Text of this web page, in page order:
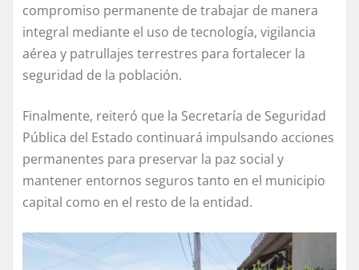
compromiso permanente de trabajar de manera
integral mediante el uso de tecnología, vigilancia
aérea y patrullajes terrestres para fortalecer la
seguridad de la población.
Finalmente, reiteró que la Secretaría de Seguridad
Pública del Estado continuará impulsando acciones
permanentes para preservar la paz social y
mantener entornos seguros tanto en el municipio
capital como en el resto de la entidad.